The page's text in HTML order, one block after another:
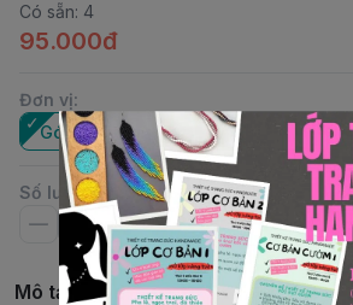
Có sẵn: 4
95.000đ
Đơn vị:
Gói 10gam
Số lượng
Mô tả chi tiết